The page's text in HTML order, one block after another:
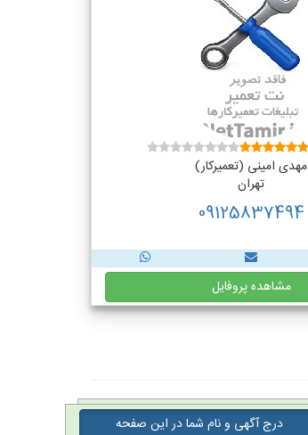
مهدی امینی (تعمیرکار)
تهران
09125837494
مشاهده پروفایل
درج آگهی و نام شما در این صفحه